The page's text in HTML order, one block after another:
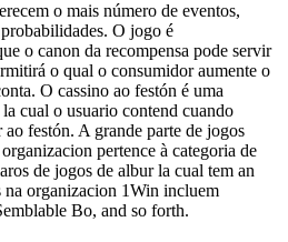
o mais número de eventos,
O jogo é
o canon da recompensa pode servir
o qual o consumidor aumente o
O cassino ao festón é uma
cual o usuario contend cuando
festón. A grande parte de jogos
pertence à categoria de
de jogos de albur la cual tem an
na organizacion 1Win incluem
Bo, and so forth.